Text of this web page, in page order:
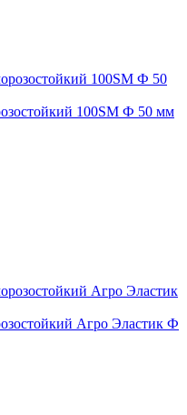
100SM Ф 50 мм
Агро Эластик Ф